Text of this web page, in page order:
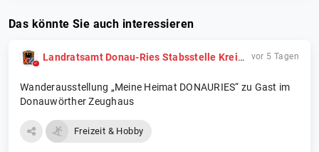
Das könnte Sie auch interessieren
Landratsamt Donau-Ries Stabsstelle Kreisentwicklung und Nachhaltigkeit vor 5 Tagen
Wanderausstellung „Meine Heimat DONAURIES“ zu Gast im
Donauwörther Zeughaus
Freizeit & Hobby